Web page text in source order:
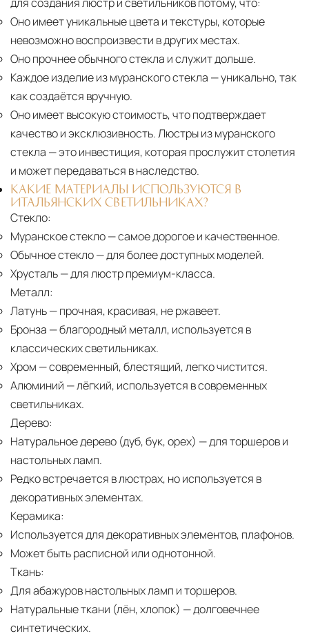
Оно имеет уникальные цвета и текстуры, которые
невозможно воспроизвести в других местах.
Оно прочнее обычного стекла и служит дольше.
Каждое изделие из муранского стекла — уникально, так
как создаётся вручную.
Оно имеет высокую стоимость, что подтверждает
качество и эксклюзивность. Люстры из муранского
стекла — это инвестиция, которая прослужит столетия
и может передаваться в наследство.
КАКИЕ МАТЕРИАЛЫ ИСПОЛЬЗУЮТСЯ В
ИТАЛЬЯНСКИХ СВЕТИЛЬНИКАХ?
Стекло:
Муранское стекло— самое дорогое и качественное.
Обычное стекло— для более доступных моделей.
Хрусталь— для люстр премиум-класса.
Металл:
Латунь— прочная, красивая, не ржавеет.
Бронза — благородный металл, используется в
классических светильниках.
Хром — современный, блестящий, легко чистится.
Алюминий — лёгкий, используется в современных
светильниках.
Дерево:
Натуральное дерево (дуб, бук, орех) — для торшеров и
настольных ламп.
Редко встречается в люстрах, но используется в
декоративных элементах.
Керамика:
Используется для декоративных элементов, плафонов.
Может быть расписной или однотонной.
Ткань:
Для абажуров настольных ламп и торшеров.
Натуральные ткани (лён, хлопок) — долговечнее
синтетических.